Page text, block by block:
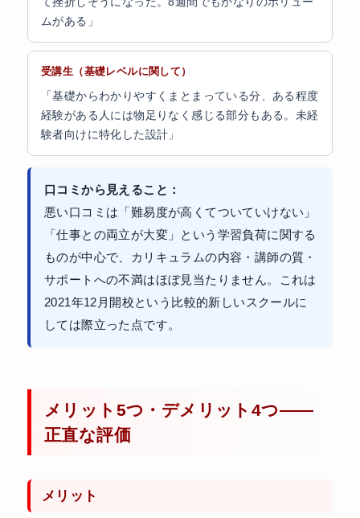
ムがある」
受講生（基礎レベルに関して）
「基礎からわかりやすくまとまっている分、ある程度
経験がある人には物足りなく感じる部分もある。未経
験者向けに特化した設計」
口コミから見えること：
悪い口コミは「難易度が高くてついていけない」
「仕事との両立が大変」という学習負荷に関する
ものが中心で、カリキュラムの内容・講師の質・
サポートへの不満はほぼ見当たりません。これは
2021年12月開校という比較的新しいスクールに
しては際立った点です。
メリット5つ・デメリット4つ——
正直な評価
メリット